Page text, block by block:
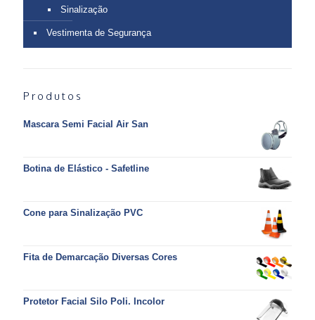
Sinalização
Vestimenta de Segurança
Produtos
Mascara Semi Facial Air San
Botina de Elástico - Safetline
Cone para Sinalização PVC
Fita de Demarcação Diversas Cores
Protetor Facial Silo Poli. Incolor